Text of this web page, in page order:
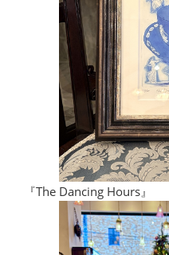
『The Dancing Hours』